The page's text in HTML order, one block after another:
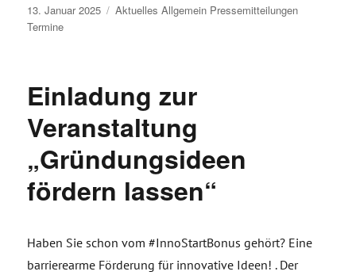
Veröffentlicht
am
13. Januar 2025 Aktuelles Allgemein Pressemitteilungen
Termine
Einladung zur
Veranstaltung
„Gründungsideen
fördern lassen“
Haben Sie schon vom #InnoStartBonus gehört? Eine
barrierearme Förderung für innovative Ideen! . Der